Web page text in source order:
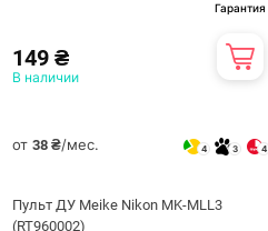
Гарантия
149 ₴
В наличии
от38 ₴/мес. 4 3 4
Пульт ДУ Meike Nikon MK-MLL3
(RT960002)